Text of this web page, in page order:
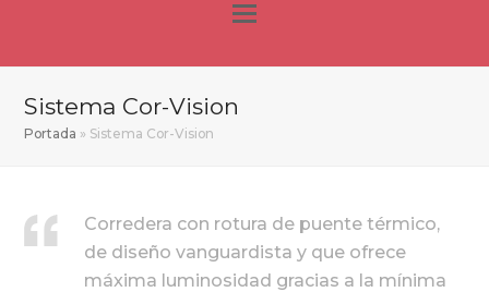
Sistema Cor-Vision
Portada » Sistema Cor-Vision
Corredera con rotura de puente térmico,
de diseño vanguardista y que ofrece
máxima luminosidad gracias a la mínima